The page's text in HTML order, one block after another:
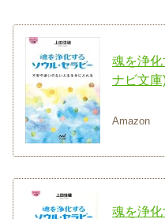
魂を浄化
ナビ文庫
Amazon
魂を浄化